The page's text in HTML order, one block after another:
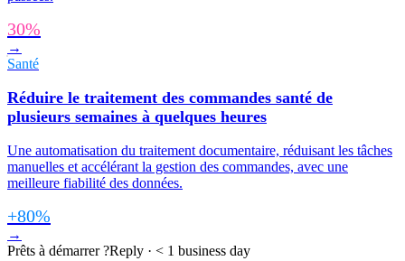
30%
→
Santé
Réduire le traitement des commandes santé de
plusieurs semaines à quelques heures
Une automatisation du traitement documentaire, réduisant les tâches
manuelles et accélérant la gestion des commandes, avec une
meilleure fiabilité des données.
+80%
→
Prêts à démarrer ?Reply · < 1 business day